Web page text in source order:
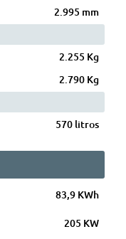
2.995 mm
2.255 Kg
2.790 Kg
570 litros
83,9 KWh
205 KW